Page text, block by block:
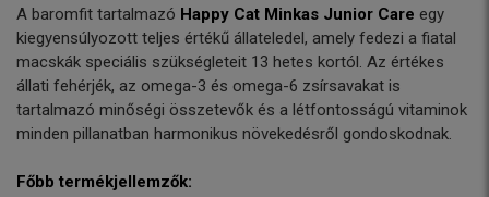
A baromfit tartalmazó Happy Cat Minkas Junior Care egy
kiegyensúlyozott teljes értékű állateledel, amely fedezi a fiatal
macskák speciális szükségleteit 13 hetes kortól. Az értékes
állati fehérjék, az omega-3 és omega-6 zsírsavakat is
tartalmazó minőségi összetevők és a létfontosságú vitaminok
minden pillanatban harmonikus növekedésről gondoskodnak.
Főbb termékjellemzők: